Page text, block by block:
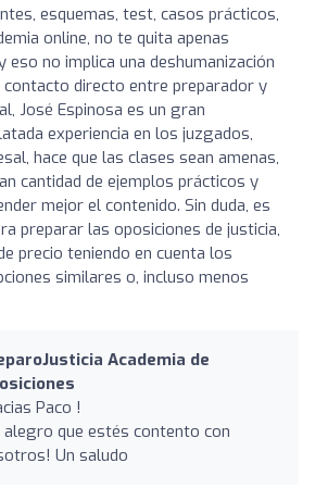
esquemas, test, casos prácticos,
online, no te quita apenas
eso no implica una deshumanización
directo entre preparador y
José Espinosa es un gran
experiencia en los juzgados,
hace que las clases sean amenas,
cantidad de ejemplos prácticos y
mejor el contenido. Sin duda, es
preparar las oposiciones de justicia,
precio teniendo en cuenta los
similares o, incluso menos
Academia de
Paco !
alegro que estés contento con
Un saludo